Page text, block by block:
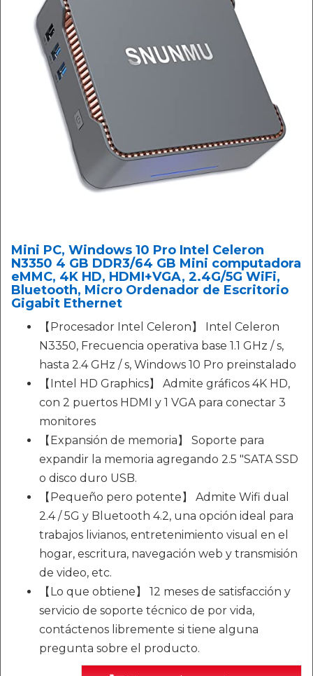
Mini PC, Windows 10 Pro Intel Celeron
N3350 4 GB DDR3/64 GB Mini computadora
eMMC, 4K HD, HDMI+VGA, 2.4G/5G WiFi,
Bluetooth, Micro Ordenador de Escritorio
Gigabit Ethernet
【Procesador Intel Celeron】 Intel Celeron
N3350, Frecuencia operativa base 1.1 GHz / s,
hasta 2.4 GHz / s, Windows 10 Pro preinstalado
【Intel HD Graphics】 Admite gráficos 4K HD,
con 2 puertos HDMI y 1 VGA para conectar 3
monitores
【Expansión de memoria】 Soporte para
expandir la memoria agregando 2.5 "SATA SSD
o disco duro USB.
【Pequeño pero potente】 Admite Wifi dual
2.4 / 5G y Bluetooth 4.2, una opción ideal para
trabajos livianos, entretenimiento visual en el
hogar, escritura, navegación web y transmisión
de video, etc.
【Lo que obtiene】 12 meses de satisfacción y
servicio de soporte técnico de por vida,
contáctenos libremente si tiene alguna
pregunta sobre el producto.